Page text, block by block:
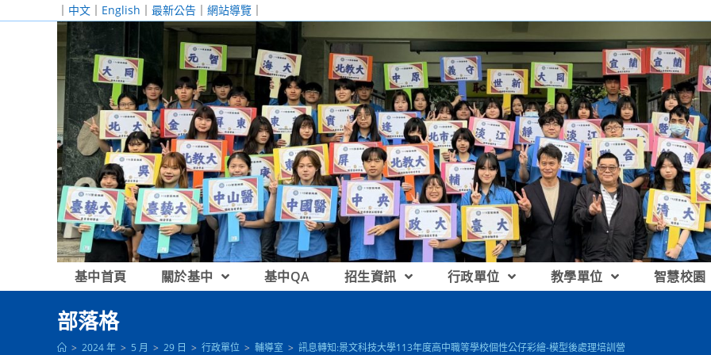
｜ 中文 ｜ English ｜ 最新公告 ｜ 網站導覽 ｜
基中首頁 關於基中 基中QA 招生資訊 行政單位 教學單位 智慧校園
部落格
> 2024 年 > 5 月 > 29 日 > 行政單位 > 輔導室 > 訊息轉知:景文科技大學113年度高中職等學校個性公仔彩繪-模型後處理培訓營